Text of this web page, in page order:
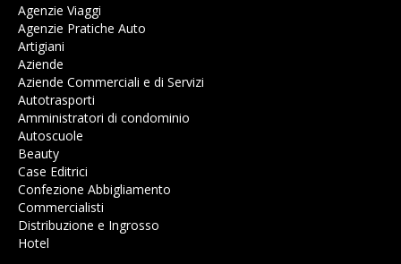
Agenzie Viaggi
Agenzie Pratiche Auto
Artigiani
Aziende
Aziende Commerciali e di Servizi
Autotrasporti
Amministratori di condominio
Autoscuole
Beauty
Case Editrici
Confezione Abbigliamento
Commercialisti
Distribuzione e Ingrosso
Hotel